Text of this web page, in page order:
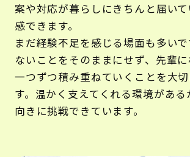
案や対応が暮らしにきちんと届い
感できます。
まだ経験不足を感じる場面も多い
ないことをそのままにせず、先輩
一つずつ積み重ねていくことを大
す。温かく支えてくれる環境があ
向きに挑戦できています。